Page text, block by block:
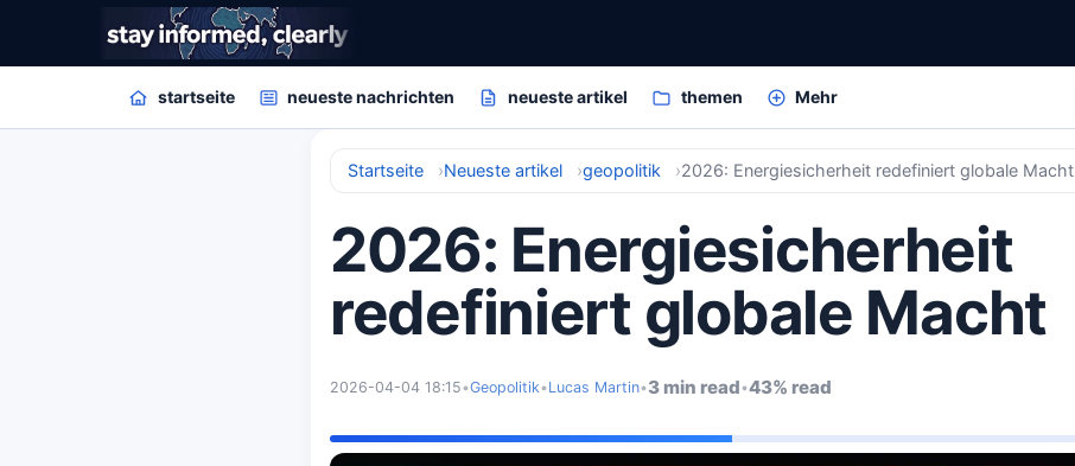
startseite neueste nachrichten neueste artikel themen Mehr
Startseite Neueste artikel geopolitik 2026: Energiesicherheit redefiniert globale Macht
2026: Energiesicherheit
redefiniert globale Macht
2026-04-04 18:15•Geopolitik•Lucas Martin•3 min read•43% read